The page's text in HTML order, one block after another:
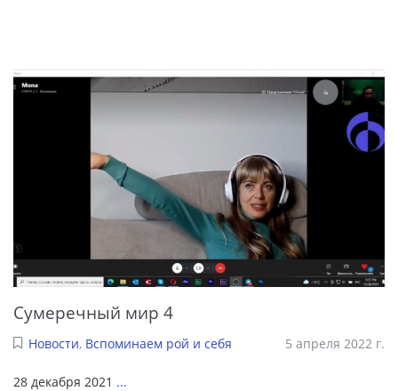
Сумеречный мир 4
Новости, Вспоминаем рой и себя 5 апреля 2022 г.
28 декабря 2021 ...